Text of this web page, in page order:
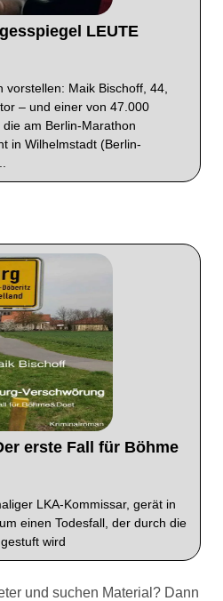
LEUTE
Maik Bischoff, 44,
– und einer von 47.000
am Berlin-Marathon
in Wilhelmstadt (Berlin-
erste Fall für Böhme
LKA-Kommissar, gerät in
einen Todesfall, der durch die
wird
und suchen Material? Dann